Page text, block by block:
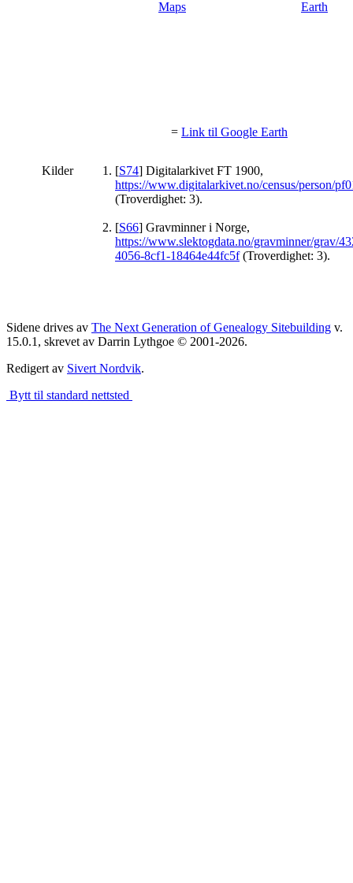
= Link til Google Earth
Kilder [S74] Digitalarkivet FT 1900,
https://www.digitalarkivet.no/census/person/
(Troverdighet: 3).
[S66] Gravminner i Norge,
https://www.slektogdata.no/gravminner/grav/
4056-8cf1-18464e44fc5f(Troverdighet: 3).
Sidene drives av The Next Generation of Genealogy Sitebuilding v.
15.0.1, skrevet av Darrin Lythgoe © 2001-2026.
Redigert av Sivert Nordvik.
Bytt til standard nettsted